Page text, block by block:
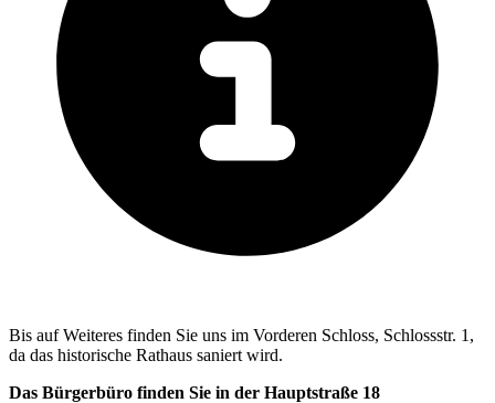
Bis auf Weiteres finden Sie uns im Vorderen Schloss, Schlossstr. 1,
da das historische Rathaus saniert wird.
Das Bürgerbüro finden Sie in der Hauptstraße 18